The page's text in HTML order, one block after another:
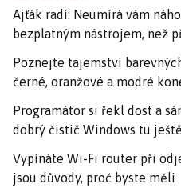
Ajťák radí: Neumírá vám
bezplatným nástrojem, než
Poznejte tajemství
černé, oranžové a modré
Programátor si řekl dost a
dobrý čistič Windows tu
Vypínáte Wi-Fi router při
jsou důvody, proč byste měli